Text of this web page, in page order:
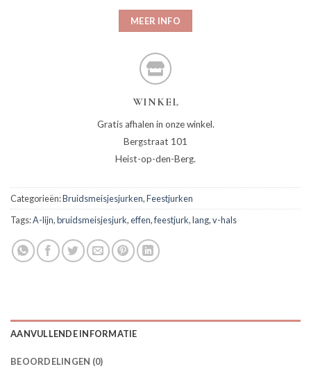
MEER INFO
WINKEL
Gratis afhalen in onze winkel.
Bergstraat 101
Heist-op-den-Berg.
Categorieën:Bruidsmeisjesjurken,Feestjurken
Tags:A-lijn,bruidsmeisjesjurk,effen,feestjurk,lang,v-hals
AANVULLENDE INFORMATIE
BEOORDELINGEN (0)